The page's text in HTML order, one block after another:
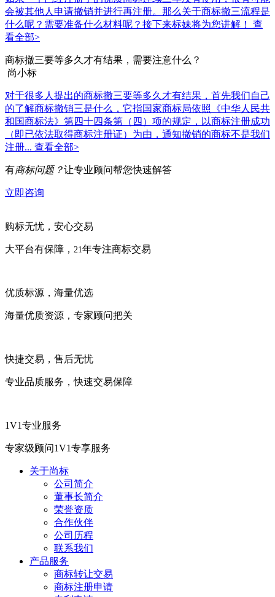
会被其他人申请撤销并进行再注册。那么关于商标撤三流程是
什么呢？需要准备什么材料呢？接下来标妹将为您讲解！ 查
看全部>
商标撤三要等多久才有结果，需要注意什么？
尚小标
对于很多人提出的商标撤三要等多久才有结果，首先我们自己
的了解商标撤销三是什么，它指国家商标局依照《中华人民共
和国商标法》第四十四条第（四）项的规定，以商标注册成功
（即已依法取得商标注册证）为由，通知撤销的商标不是我们
注册... 查看全部>
有商标问题？让专业顾问帮您快速解答
立即咨询
购标无忧，安心交易
大平台有保障， 21年专注商标交易
优质标源，海量优选
海量优质资源，专家顾问把关
快捷交易，售后无忧
专业品质服务，快速交易保障
1V1专业服务
专家级顾问1V1专享服务
关于尚标
公司简介
董事长简介
荣誉资质
合作伙伴
公司历程
联系我们
产品服务
商标转让交易
商标注册申请